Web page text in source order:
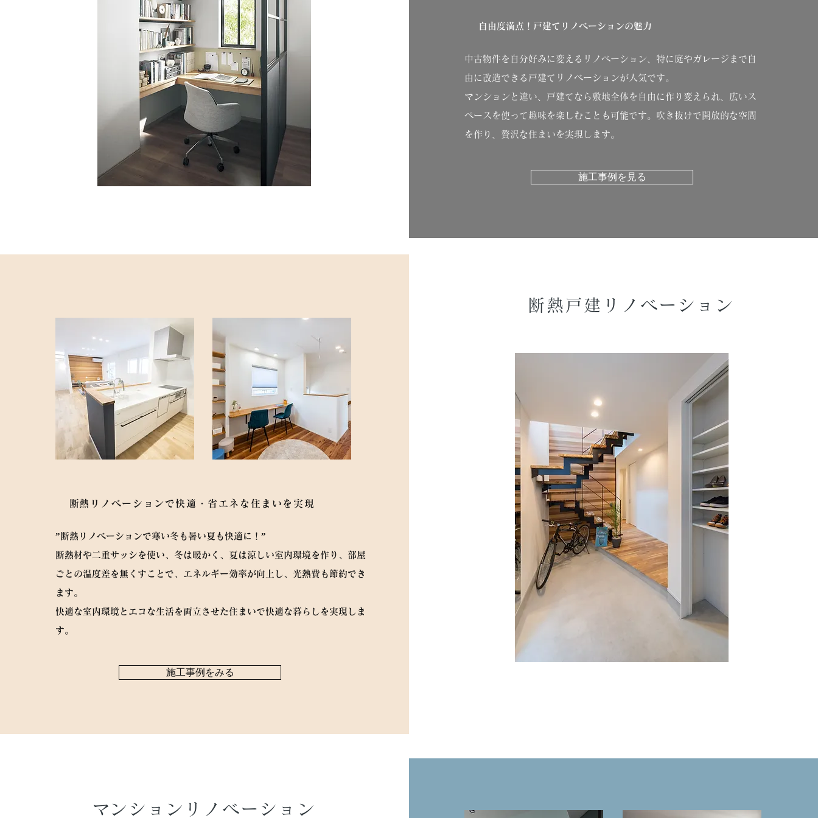
自由度満点！戸建てリノベーションの魅力
中古物件を自分好みに変えるリノベーション、特に庭やガレージまで自
由に改造できる戸建てリノベーションが人気です。
マンションと違い、戸建てなら敷地全体を自由に作り変えられ、広いス
ペースを使って趣味を楽しむことも可能です。吹き抜けで開放的な空間
を作り、贅沢な住まいを実現します。
施工事例を見る
​断熱リノベーションで快適・省エネな住まいを実現
”断熱リノベーションで寒い冬も暑い夏も快適に！”
断熱材や二重サッシを使い、冬は暖かく、夏は涼しい室内環境を作り、部屋
ごとの温度差を無くすことで、エネルギー効率が向上し、光熱費も節約でき
ます。
快適な室内環境とエコな生活を両立させた住まいで快適な暮らしを実現しま
す。
施工事例をみる
断熱戸建リノベーション
​マンションリノベーション